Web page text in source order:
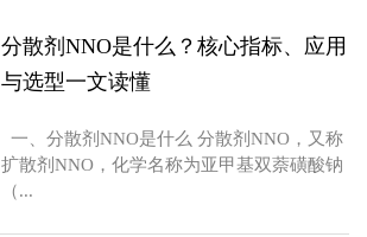
分散剂NNO是什么？核心指标、应用
与选型一文读懂
一、分散剂NNO是什么 分散剂NNO，又称
扩散剂NNO，化学名称为亚甲基双萘磺酸钠
（...